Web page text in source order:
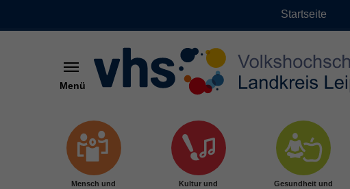
Startseite
Menü
Mensch und
Kultur und
Gesundheit und